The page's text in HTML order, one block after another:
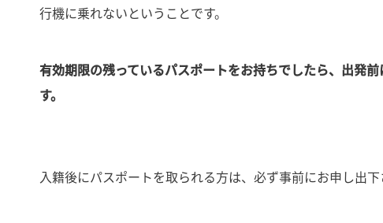
行機に乗れないということです。
有効期限の残っているパスポートをお持ちでしたら、出発
す。
入籍後にパスポートを取られる方は、必ず事前にお申し出下